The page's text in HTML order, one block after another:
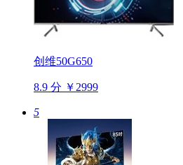
创维50G650
8.9 分 ￥2999
5